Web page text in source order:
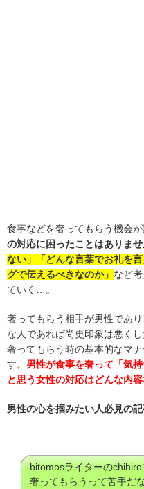
食事などを奢ってもらう機会
の対応に困ったことはありま
ない」「どんな言葉でお礼を
グで伝えるべきなのか」 など
ていく…。
奢ってもらう相手が男性であ
な人であれば尚更印象は悪く
奢ってもらう時の基本的なマ
す。 男性が食事を奢って「気
と思う女性の対応はどんな内
男性の心を掴みたい人必見の記
bitomosライターの
奢ってもらうって苦手だ